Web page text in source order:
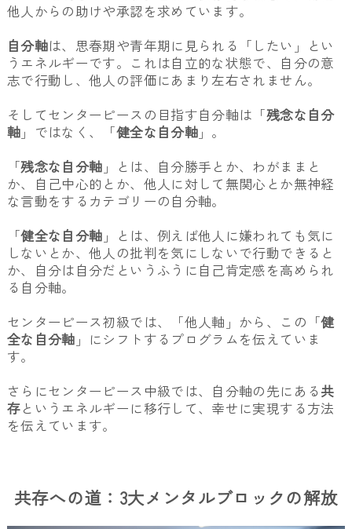
他人からの助けや承認を求めています。
自分軸は、思春期や青年期に見られる「したい」とい
うエネルギーです。これは自立的な状態で、自分の意
志で行動し、他人の評価にあまり左右されません。
そしてセンターピースの目指す自分軸は「残念な自分
軸 」ではなく、「健全な自分軸 」。
「残念な自分軸 」とは、自分勝手とか、わがままと
か、自己中心的とか、他人に対して無関心とか無神経
な言動をするカテゴリーの自分軸。
「健全な自分軸 」とは、例えば他人に嫌われても気に
しないとか、他人の批判を気にしないで行動できると
か、自分は自分だというふうに自己肯定感を高められ
る自分軸。
センターピース初級では、「他人軸」から、この「健
全な自分軸 」にシフトするプログラムを伝えていま
す。
さらにセンターピース中級では、自分軸の先にある 共
存というエネルギーに移行して、幸せに実現する方法
を伝えています。
共存への道：3大メンタルブロックの解放